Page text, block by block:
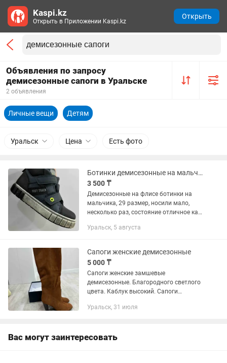
Объявления по запросу
демисезонные сапоги в Уральске
2 объявления
Личные вещи Детям
Уральск Цена Есть фото
Ботинки демисезонные на мальчика
3 500 ₸
Демисезонные на флисе ботинки на
мальчика, 29 размер, носили мало,
несколько раз, состояние отличное как
задумана была
Уральск, 5 августа
Сапоги женские демисезонные
5 000 ₸
Сапоги женские замшевые
демисезонные. Благородного светлого
цвета. Каблук высокий. Сапоги
Уральск, 31 июля
Вас могут заинтересовать
Kaspi.kz
Открыть в Приложении Kaspi.kz
Открыть